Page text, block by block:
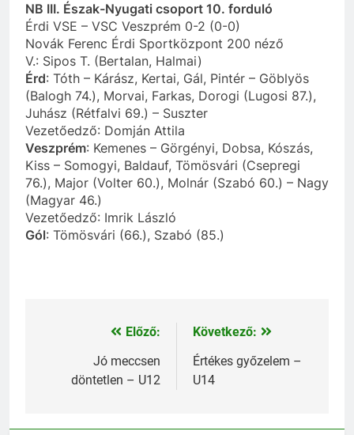
NB III. Észak-Nyugati csoport 10. forduló
Érdi VSE – VSC Veszprém 0-2 (0-0)
Novák Ferenc Érdi Sportközpont 200 néző
V.: Sipos T. (Bertalan, Halmai)
Érd: Tóth – Kárász, Kertai, Gál, Pintér – Göblyös
(Balogh 74.), Morvai, Farkas, Dorogi (Lugosi 87.),
Juhász (Rétfalvi 69.) – Suszter
Vezetőedző: Domján Attila
Veszprém: Kemenes – Görgényi, Dobsa, Kószás,
Kiss – Somogyi, Baldauf, Tömösvári (Csepregi
76.), Major (Volter 60.), Molnár (Szabó 60.) – Nagy
(Magyar 46.)
Vezetőedző: Imrik László
Gól: Tömösvári (66.), Szabó (85.)
Bejegyzés
navigáció
Előző:
Jó meccsen
döntetlen – U12
Következő:
Értékes győzelem –
U14